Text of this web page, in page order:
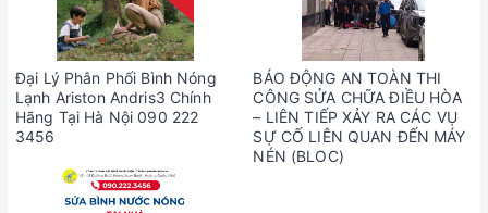
Đại Lý Phân Phối Bình Nóng
Lạnh Ariston Andris3 Chính
Hãng Tại Hà Nội 090 222
3456
BÁO ĐỘNG AN TOÀN THI
CÔNG SỬA CHỮA ĐIỀU HÒA
– LIÊN TIẾP XẢY RA CÁC VỤ
SỰ CỐ LIÊN QUAN ĐẾN MÁY
NÉN (BLOC)